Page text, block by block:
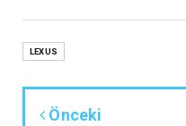
LEXUS
Önceki